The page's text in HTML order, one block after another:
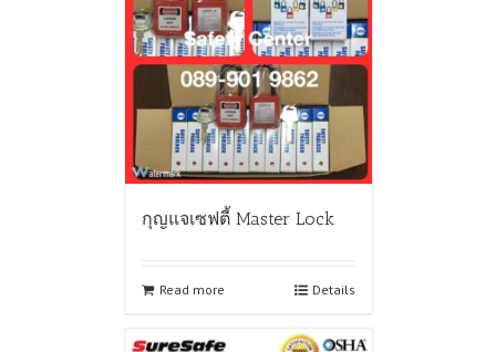
กุญแจเซฟตี้ Master Lock
Read more Details